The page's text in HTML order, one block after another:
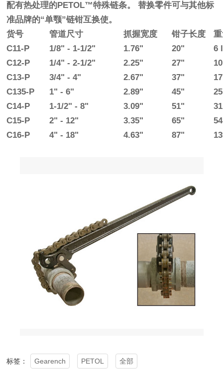
配有热处理的PETOL™特殊链条。 替换零件可与其他标
准品牌的“单颚”链钳互换使。
货号
管道尺寸 抓握宽度 钳子长度
C11-P
1/8" - 1-1/2" 1.76" 20"
6
C12-P
1/4" - 2-1/2" 2.25" 27"
C13-P
3/4" - 4" 2.67" 37"
C135-P
1" - 6" 2.89" 45"
C14-P
1-1/2" - 8" 3.09" 51"
C15-P
2" - 12" 3.35" 65"
C16-P
4" - 18" 4.63" 87"
标签： Gearench PETOL 全部